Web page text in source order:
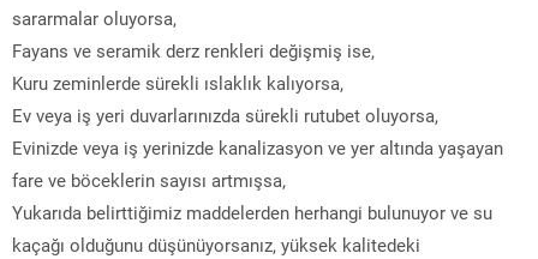
sararmalar oluyorsa,
Fayans ve seramik derz renkleri değişmiş ise,
Kuru zeminlerde sürekli ıslaklık kalıyorsa,
Ev veya iş yeri duvarlarınızda sürekli rutubet oluyorsa,
Evinizde veya iş yerinizde kanalizasyon ve yer altında yaşayan
fare ve böceklerin sayısı artmışsa,
Yukarıda belirttiğimiz maddelerden herhangi bulunuyor ve su
kaçağı olduğunu düşünüyorsanız, yüksek kalitedeki